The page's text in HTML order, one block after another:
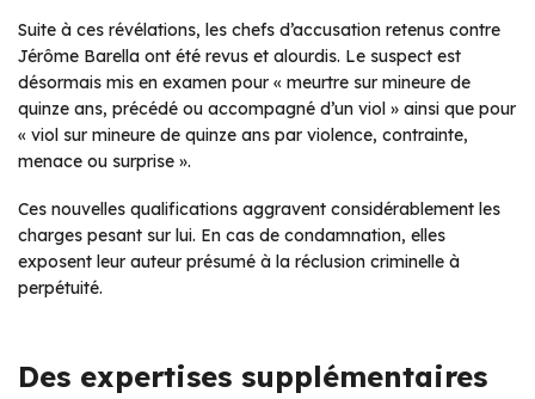
Suite à ces révélations, les chefs d’accusation retenus contre
Jérôme Barella ont été revus et alourdis. Le suspect est
désormais mis en examen pour « meurtre sur mineure de
quinze ans, précédé ou accompagné d’un viol » ainsi que pour
« viol sur mineure de quinze ans par violence, contrainte,
menace ou surprise ».
Ces nouvelles qualifications aggravent considérablement les
charges pesant sur lui. En cas de condamnation, elles
exposent leur auteur présumé à la réclusion criminelle à
perpétuité.
Des expertises supplémentaires